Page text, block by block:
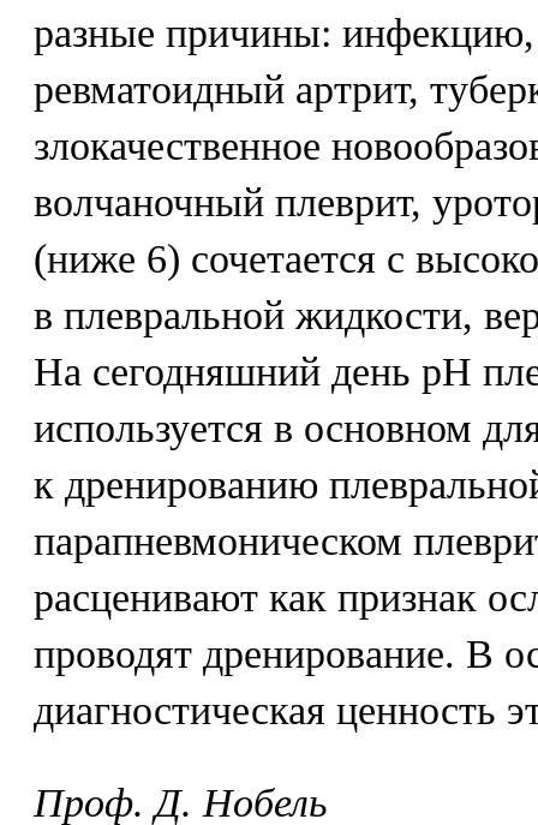
разные причины:
ревматоидный артрит,
злокачественное
волчаночный плеврит,
(ниже 6) сочетается с
в плевральной жидкости,
На сегодняшний день рН
используется в основном
к дренированию
парапневмоническом
расценивают как признак
проводят дренирование. В
диагностическая ценность
Проф. Д. Нобель